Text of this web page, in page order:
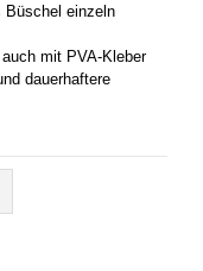
Büschel einzeln
mit PVA-Kleber
dauerhaftere